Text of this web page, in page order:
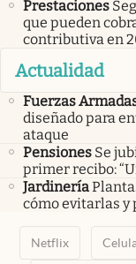
Prestaciones
que pueden
contributiva en
Actualidad
Fuerzas
diseñado para
ataque
Pensiones Se
primer recibo:
Jardinería
cómo evitarlas y
Netflix